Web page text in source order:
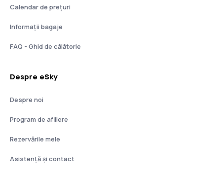
Calendar de prețuri
Informații bagaje
FAQ - Ghid de călătorie
Despre eSky
Despre noi
Program de afiliere
Rezervările mele
Asistenţă şi contact